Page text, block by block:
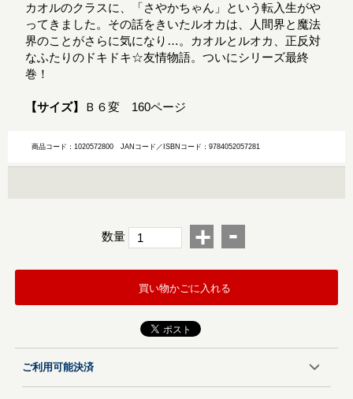
カオルのクラスに、「さやかちゃん」という転入生がや
ってきました。その話をきいたルオカは、人間界と魔法
界のことがさらに気になり…。カオルとルオカ、正反対
なふたりのドキドキ☆友情物語。ついにシリーズ最終
巻！
【サイズ】 Ｂ６変 160ページ
商品コード：1020572800JANコード／ISBNコード：9784052057281
数量 + -
買い物かごに入れる
ご利用可能決済